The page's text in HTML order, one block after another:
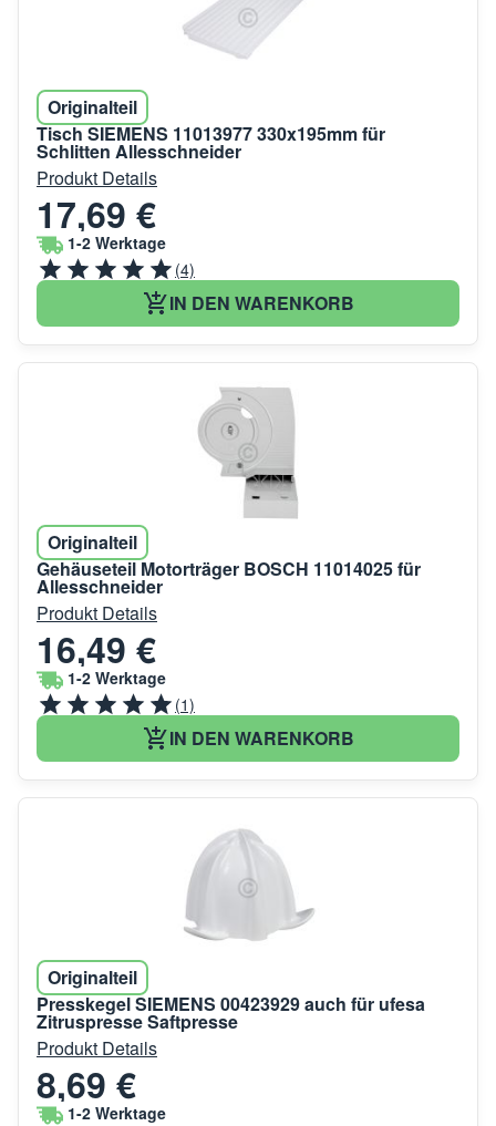
Originalteil
Tisch SIEMENS 11013977 330x195mm für
Schlitten Allesschneider
Produkt Details
17,69 €
1-2 Werktage
(4)
IN DEN WARENKORB
Originalteil
Gehäuseteil Motorträger BOSCH 11014025 für
Allesschneider
Produkt Details
16,49 €
1-2 Werktage
(1)
IN DEN WARENKORB
Originalteil
Presskegel SIEMENS 00423929 auch für ufesa
Zitruspresse Saftpresse
Produkt Details
8,69 €
1-2 Werktage